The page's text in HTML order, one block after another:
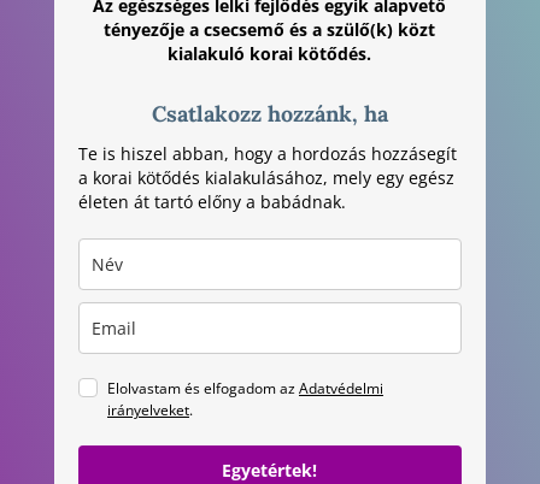
Az egészséges lelki fejlődés egyik alapvető
tényezője a csecsemő és a szülő(k) közt
kialakuló korai kötődés.
Csatlakozz hozzánk, ha
Te is hiszel abban, hogy a hordozás hozzásegít
a korai kötődés kialakulásához, mely egy egész
életen át tartó előny a babádnak.
Elolvastam és elfogadom azAdatvédelmi
irányelveket.
Egyetértek!